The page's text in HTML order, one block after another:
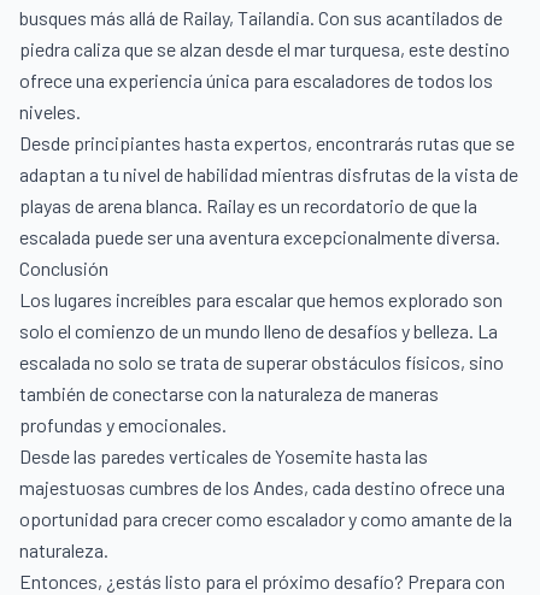
busques más allá de Railay, Tailandia. Con sus acantilados de
piedra caliza que se alzan desde el mar turquesa, este destino
ofrece una experiencia única para escaladores de todos los
niveles.
Desde principiantes hasta expertos, encontrarás rutas que se
adaptan a tu nivel de habilidad mientras disfrutas de la vista de
playas de arena blanca. Railay es un recordatorio de que la
escalada puede ser una aventura excepcionalmente diversa.
Conclusión
Los lugares increíbles para escalar que hemos explorado son
solo el comienzo de un mundo lleno de desafíos y belleza. La
escalada no solo se trata de superar obstáculos físicos, sino
también de conectarse con la naturaleza de maneras
profundas y emocionales.
Desde las paredes verticales de Yosemite hasta las
majestuosas cumbres de los Andes, cada destino ofrece una
oportunidad para crecer como escalador y como amante de la
naturaleza.
Entonces, ¿estás listo para el próximo desafío? Prepara con